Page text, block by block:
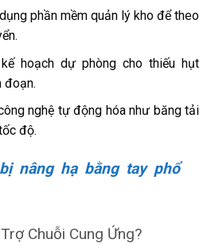
phần mềm quản lý kho để theo
hoạch dự phòng cho thiếu hụt
đoạn.
nghệ tự động hóa như băng tải
độ.
nâng hạ bằng tay phổ
Chuỗi Cung Ứng?